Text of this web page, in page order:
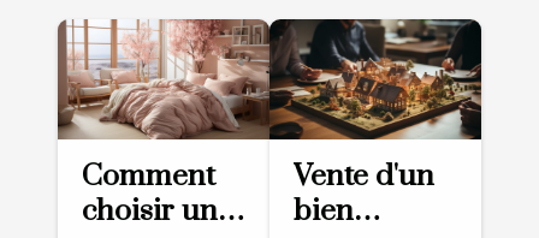
Comment
choisir une
Vente d'un
bien